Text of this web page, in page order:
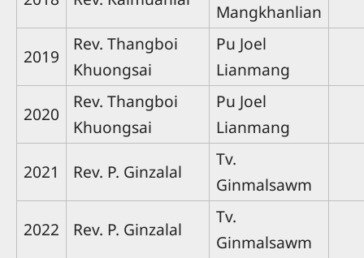
Mangkhanlian
2019
Rev. Thangboi
Khuongsai
Pu Joel
Lianmang
2020
Rev. Thangboi
Khuongsai
Pu Joel
Lianmang
2021 Rev. P. Ginzalal
Tv.
Ginmalsawm
2022 Rev. P. Ginzalal
Tv.
Ginmalsawm